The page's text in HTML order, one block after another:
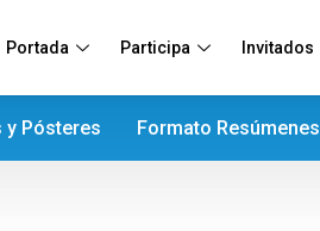
Portada Participa Invitados
y Pósteres Formato Resúmenes